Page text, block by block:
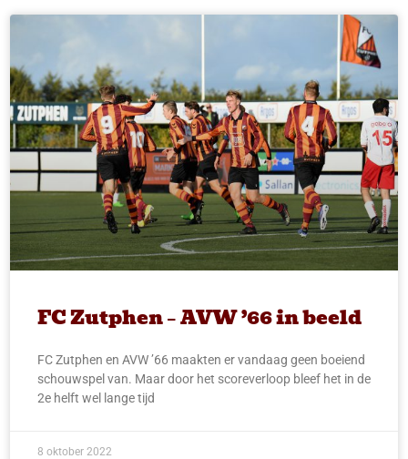
FC Zutphen – AVW ’66 in beeld
FC Zutphen en AVW ’66 maakten er vandaag geen boeiend
schouwspel van. Maar door het scoreverloop bleef het in de
2e helft wel lange tijd
8 oktober 2022